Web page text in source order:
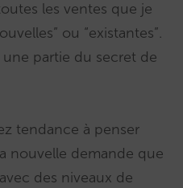
les ventes que je
ou “existantes”.
une partie du secret de
tendance à penser
nouvelle demande que
des niveaux de